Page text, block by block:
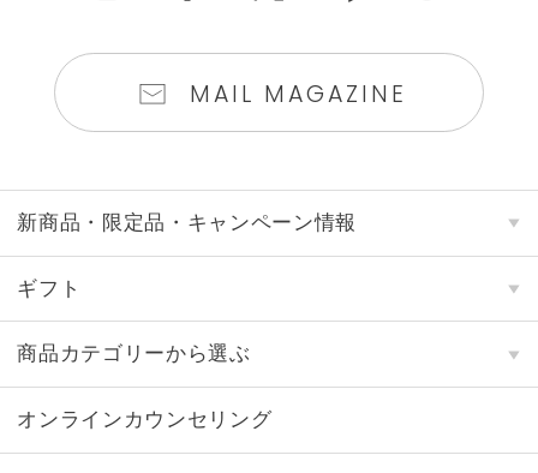
MAIL MAGAZINE
新商品・限定品・キャンペーン情報
ギフト
商品カテゴリーから選ぶ
オンラインカウンセリング